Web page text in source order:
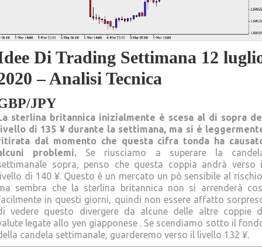
Di Trading Settimana 12
– Analisi Tecnica
JPY
sterlina britannica inizialmente è scesa al di sopra
di 135 ¥ durante la settimana, ma si è
dal momento che questa cifra tonda ha
problemi. Se riusciamo a superare la
sopra, penso che questa coppia andrà verso
di 140 ¥. Questo è un mercato un pò sensibile al
sembra che la sterlina britannica non si arrenderà
in questi giorni, quindi non essere affatto
vedere questo divergere da alcune delle altre coppie
legate allo yen giapponese . Se scendiamo sotto il
candela settimanale, guarderemo verso il livello 132 ¥.